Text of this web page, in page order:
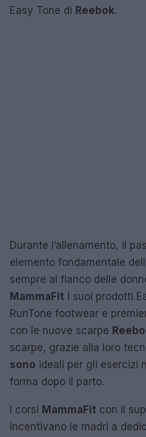
Easy Tone di Reebok.
Durante l’allenamento, il
elemento fondamentale
sempre al fianco delle
MammaFit i suoi prodotti
RunTone footwear e
con le nuove scarpe
scarpe, grazie alla loro
sono ideali per gli esercizi
forma dopo il parto.
I corsi MammaFit con il
incentivano le madri a